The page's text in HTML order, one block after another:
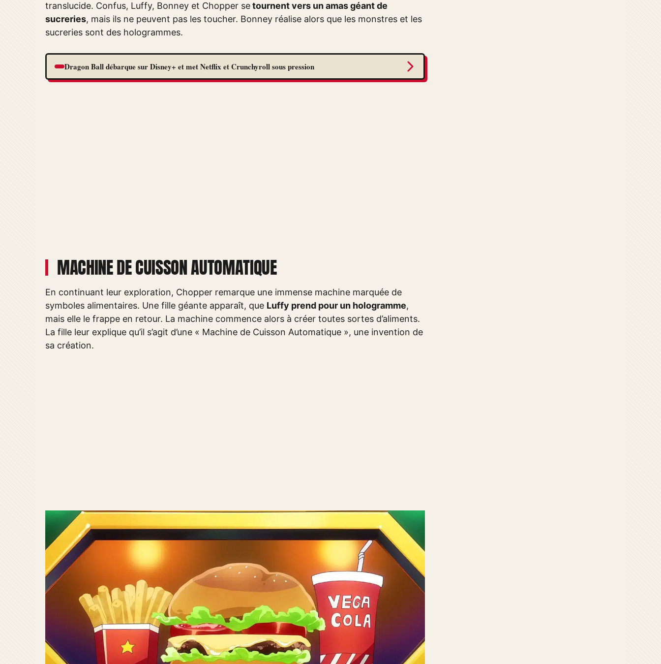
translucide. Confus, Luffy, Bonney et Chopper setournent vers un amas géant de
sucreries, mais ils ne peuvent pas les toucher. Bonney réalise alors que les monstres et les
sucreries sont des hologrammes.
Dragon Ball débarque sur Disney+ et met Netflix et Crunchyroll sous pression
MACHINE DE CUISSON AUTOMATIQUE
En continuant leur exploration, Chopper remarque une immense machine marquée de
symboles alimentaires. Une fille géante apparaît, que Luffy prend pour un hologramme,
mais elle le frappe en retour. La machine commence alors à créer toutes sortes d’aliments.
La fille leur explique qu’il s’agit d’une « Machine de Cuisson Automatique », une invention de
sa création.